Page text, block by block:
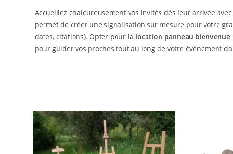
Accueillez chaleureusement vos invités dès leur arrivée
permet de créer une signalisation sur mesure pour votre
dates, citations). Opter pour la location panneau bienvenue
pour guider vos proches tout au long de votre événement